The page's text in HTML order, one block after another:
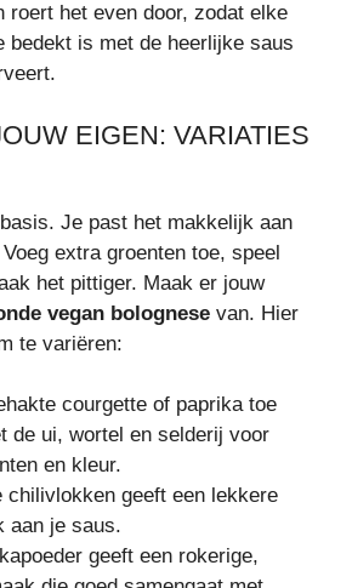
roert het even door, zodat elke
bedekt is met de heerlijke saus
EIGEN: VARIATIES
Je past het makkelijk aan
extra groenten toe, speel
het pittiger. Maak er jouw
vegan bolognese van. Hier
te variëren:
courgette of paprika toe
de ui, wortel en selderij voor
en kleur.
chilivlokken geeft een lekkere
aan je saus.
geeft een rokerige,